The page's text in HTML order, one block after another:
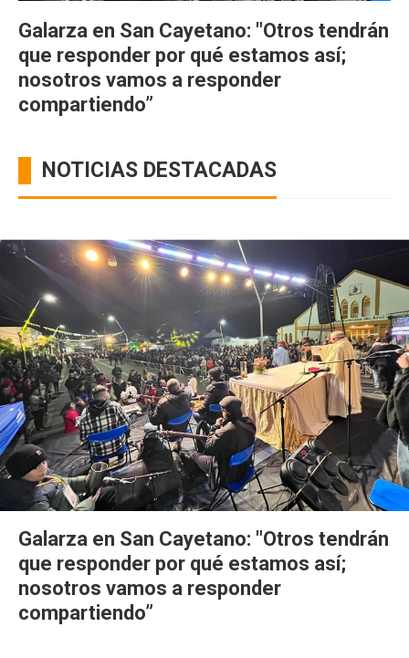
Galarza en San Cayetano: "Otros tendrán
que responder por qué estamos así;
nosotros vamos a responder
compartiendo”
NOTICIAS DESTACADAS
Galarza en San Cayetano: "Otros tendrán
que responder por qué estamos así;
nosotros vamos a responder
compartiendo”